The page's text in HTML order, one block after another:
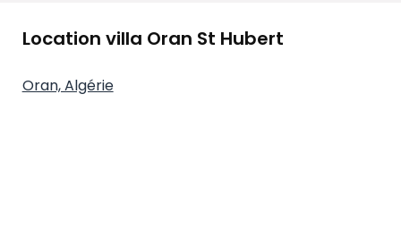
Location villa Oran St Hubert
Oran, Algérie